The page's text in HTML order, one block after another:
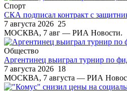
Спорт
СКА подписал контракт с
7 августа 2026 25
МОСКВА, 7 авг — РИА Новости.
Общество
Аргентинец выиграл турнир по
7 августа 2026 18
МОСКВА, 7 августа — РИА